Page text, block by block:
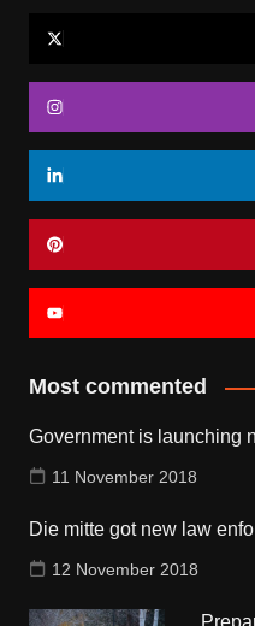
Most commented
Government is launching
11 November 2018
Die mitte got new law
12 November 2018